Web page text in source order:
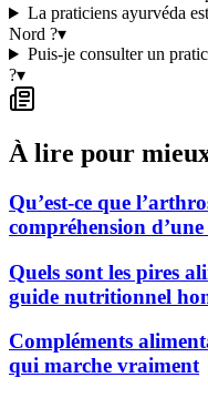
La praticiens ayurvéda
Nord ?▾
Puis-je consulter un
?▾
À lire pour
Qu’est-ce que
compréhension
Quels sont les pires
guide nutritionnel
Compléments
qui marche vraiment